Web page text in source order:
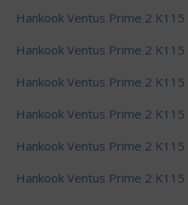
Hankook Ventus Prime 2 K115
Hankook Ventus Prime 2 K115
Hankook Ventus Prime 2 K115
Hankook Ventus Prime 2 K115
Hankook Ventus Prime 2 K115
Hankook Ventus Prime 2 K115